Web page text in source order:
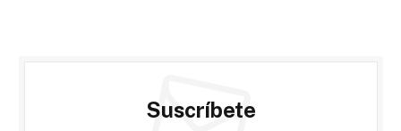
Suscríbete